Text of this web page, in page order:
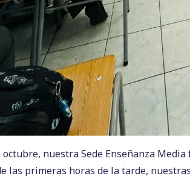
octubre, nuestra Sede Enseñanza
las primeras horas de la tarde,